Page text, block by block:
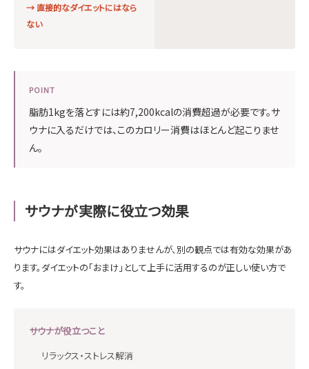
→ 直接的なダイエットにはなら
ない
POINT
脂肪1kgを落とすには約7,200kcalの消費超過が必要です。サ
ウナに入るだけでは、このカロリー消費はほとんど起こりませ
ん。
サウナが実際に役立つ効果
サウナにはダイエット効果はありませんが、別の観点では有効な効果があ
ります。ダイエットの「おまけ」として上手に活用するのが正しい使い方で
す。
サウナが役立つこと
リラックス・ストレス解消